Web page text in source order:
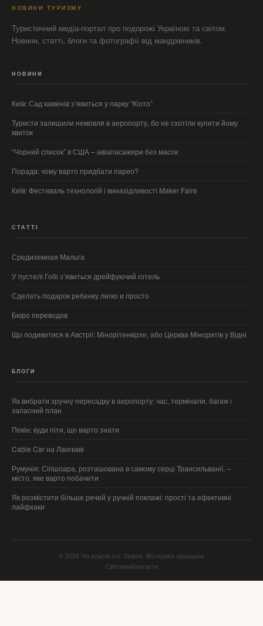
НОВИНИ ТУРИЗМУ
Туристичний медіа-портал про подорожі Україною та світом.
Новини, статті, блоги та фотографії від мандрівників.
НОВИНИ
Київ: Сад каменів з’явиться у парку “Кіото”
Туристи залишили немовля в аеропорту, бо не схотіли купити йому
квиток
“Чорний список” в США – авіапасажири без масок
Порада: чому варто придбати парео?
Київ: Фестиваль технологій і винахідливості Maker Faire
СТАТТІ
Средиземная Мальта
У пустелі Гобі з’явиться дрейфуючий готель
Сделать подарок ребенку легко и просто
Бюро переводов
Що подивитися в Австрії: Мінорітенкірхе, або Церква Міноритів у Відні
БЛОГИ
Як вибрати зручну пересадку в аеропорту: час, термінали, багаж і
запасний план
Пекін: куди піти, що варто знати
Cable Car на Лангкаві
Румунія: Сігішоара, розташована в самому серці Трансильванії, –
місто, яке варто побачити
Як розмістити більше речей у ручній поклажі: прості та ефективні
лайфхаки
© 2026 На власні очі: Земля. Всі права захищені.
СвітлиниКонтакти